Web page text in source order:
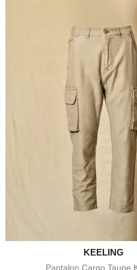
Aperçu rapide
KEELING
Pantalon Cargo Taupe